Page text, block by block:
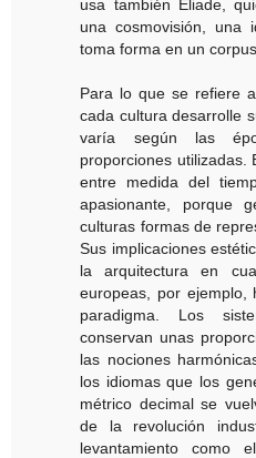
usa también Eliade,
una cosmovisión, una
toma forma en un
Para lo que se refiere
cada cultura desarrolle
varía según las
proporciones utilizadas.
entre medida del
apasionante, porque
culturas formas de
Sus implicaciones
la arquitectura en
europeas, por ejemplo,
paradigma. Los
conservan unas
las nociones
los idiomas que los
métrico decimal se
de la revolución
levantamiento como